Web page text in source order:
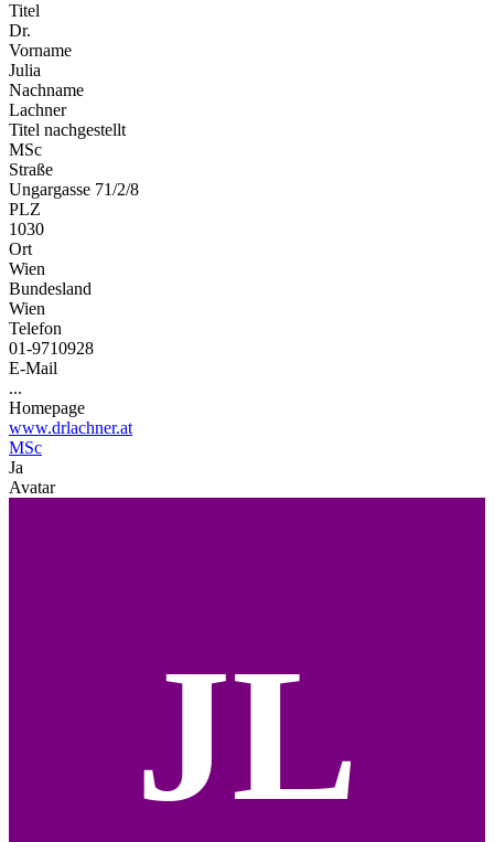
Titel
Dr.
Vorname
Julia
Nachname
Lachner
Titel nachgestellt
MSc
Straße
Ungargasse 71/2/8
PLZ
1030
Ort
Wien
Bundesland
Wien
Telefon
01-9710928
E-Mail
...
Homepage
www.drlachner.at
MSc
Ja
Avatar
JL